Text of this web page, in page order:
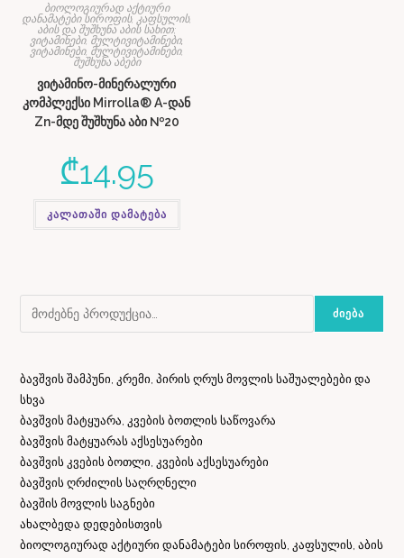
ბიოლოგიურად აქტიური
დანამატები სიროფის, კაფსულის,
აბის და შუშხუნა აბის სახით;
ვიტამინები, მულტივიტამინები,
ვიტამინები, მულტივიტამინები,
შუშხუნა აბები
ვიტამინო-მინერალური
კომპლექსი Mirrolla® A-დან
Zn-მდე შუშხუნა აბი №20
₾14.95
კალათაში დამატება
ᲫᲘᲔᲑᲐ
ბავშვის შამპუნი, კრემი, პირის ღრუს მოვლის საშუალებები და
სხვა
ბავშვის მატყუარა, კვების ბოთლის საწოვარა
ბავშვის მატყუარას აქსესუარები
ბავშვის კვების ბოთლი, კვების აქსესუარები
ბავშვის ღრძილის საღრღნელი
ბავშის მოვლის საგნები
ახალბედა დედებისთვის
ბიოლოგიურად აქტიური დანამატები სიროფის, კაფსულის, აბის